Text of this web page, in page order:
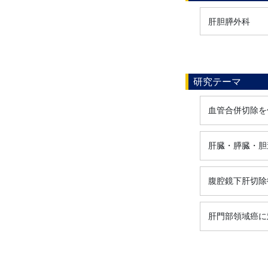
肝胆膵外科
研究テーマ
血管合併切除
肝臓・膵臓・
腹腔鏡下肝切
肝門部領域癌